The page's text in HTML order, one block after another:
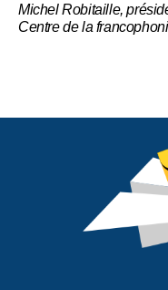
Michel Robitaille,
Centre de la